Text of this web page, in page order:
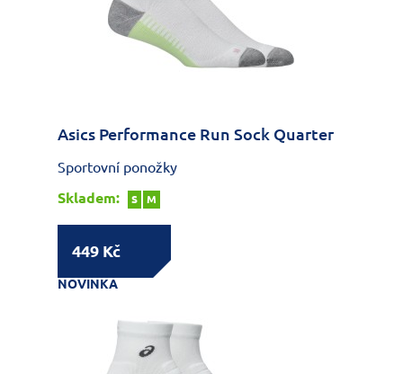
Asics Performance Run Sock Quarter
Sportovní ponožky
Skladem:
S M
449 Kč
NOVINKA